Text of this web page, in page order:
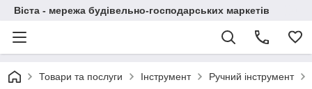
Віста - мережа будівельно-господарських маркетів
Товари та послуги Інструмент Ручний інструмент